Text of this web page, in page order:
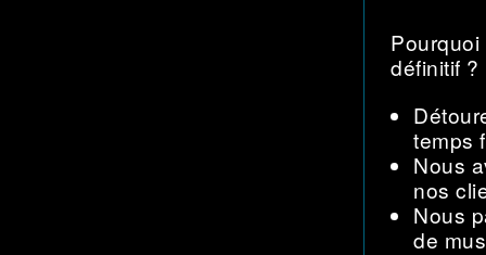
définitif ?
temps
Nous
nos
Nous
de